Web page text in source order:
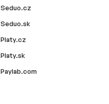
Seduo.cz
Seduo.sk
Platy.cz
Platy.sk
Paylab.com